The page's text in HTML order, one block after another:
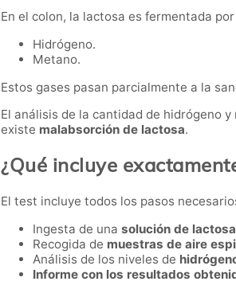
En el colon, la lactosa es fermentada
Hidrógeno.
Metano.
Estos gases pasan parcialmente a la
El análisis de la cantidad de hidrógeno
existe malabsorción de lactosa.
¿Qué incluye
El test incluye todos los pasos
Ingesta de una solución de
Recogida de muestras de aire
Análisis de los niveles de
Informe con los resultados